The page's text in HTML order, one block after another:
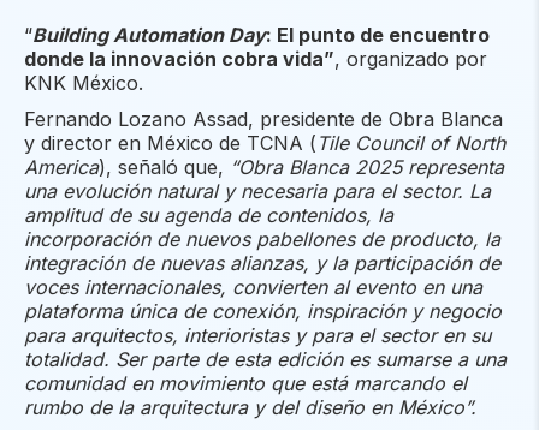
“Building Automation Day: El punto de encuentro
donde la innovación cobra vida”, organizado por
KNK México.
Fernando Lozano Assad, presidente de Obra Blanca
y director en México de TCNA ( Tile Council of North
America), señaló que, “Obra Blanca 2025 representa
una evolución natural y necesaria para el sector. La
amplitud de su agenda de contenidos, la
incorporación de nuevos pabellones de producto, la
integración de nuevas alianzas, y la participación de
voces internacionales, convierten al evento en una
plataforma única de conexión, inspiración y negocio
para arquitectos, interioristas y para el sector en su
totalidad. Ser parte de esta edición es sumarse a una
comunidad en movimiento que está marcando el
rumbo de la arquitectura y del diseño en México”.